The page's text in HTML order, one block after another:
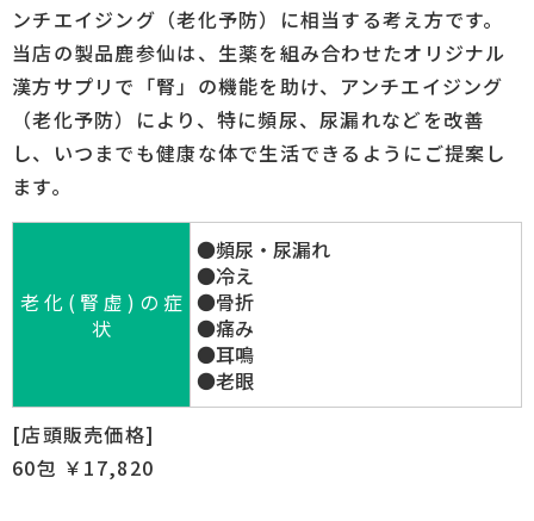
ンチエイジング（老化予防）に相当する考え方です。
当店の製品鹿参仙は、生薬を組み合わせたオリジナル
漢方サプリで「腎」の機能を助け、アンチエイジング
（老化予防）により、特に頻尿、尿漏れなどを改善
し、いつまでも健康な体で生活できるようにご提案し
ます。
老 化 ( 腎 虚 ) の 症
状
●頻尿・尿漏れ
●冷え
●骨折
●痛み
●耳鳴
●老眼
[店頭販売価格]
60包 ￥17,820